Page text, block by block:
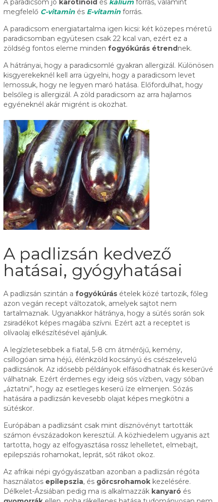
A paradicsom jó karotinoid és káliumforrás, valamint
megfelelő C-vitaminés E-vitaminforrás.
A paradicsom energiatartalma igen kicsi: két közepes méretű
paradicsomban együtesen csak 22 kcal van, ezért ez a
zöldség fontos eleme minden fogyókúrás étrend nek.
A hátrányai, hogy a paradicsomlé gyakran allergizál. Különösen
kisgyerekeknél kell arra ügyelni, hogy a paradicsom levet
lemossuk, hogy ne legyen maró hatása. Előfordulhat, hogy
belsőleg is allergizál. A zöld paradicsom az arra hajlamos
egyéneknél akár migrént is okozhat.
A padlizsán kedvező
hatásai, gyógyhatásai
A padlizsán szintán a fogyókúrásételek közé tartozik, főleg
azon vegán recept változatok, amelyek sajtot nem
tartalmaznak. Ugyanakkor hátránya, hogy a sütés során sok
zsiradékot képes magába szívni. Ezért azt a receptet is
olívaolaj elkészítésével ajánljuk.
A legízletesebbek a fiatal, 5-8 cm átmérőjű, kemény,
csillogóan sima héjú, élénkzöld kocsányú és csészelevelű
padlizsánok. Az idősebb példányok elfásodhatnak és keserűvé
válhatnak. Ezért érdemes egy ideig sós vízben, vagy sóban
„áztatni”, hogy az esetleges keserű íze elmenjen. Sózás
hatására a padlizsán kevesebb olajat képes megkötni a
sütéskor.
Európában a padlizsánt csak mint dísznövényt tartották
számon évszázadokon keresztül. A közhiedelem ugyanis azt
tartotta, hogy az elfogyasztása rossz lehelletet, elmebajt,
epilepsziás rohamokat, leprát, sőt rákot okoz.
Az afrikai népi gyógyászatban azonban a padlizsán régóta
használatos epilepszia, és görcsrohamokkezelésére.
Délkelet-Ázsiában pedig ma is alkalmazzák kanyaróés